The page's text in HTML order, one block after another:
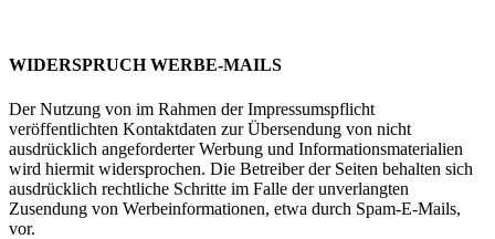
WIDERSPRUCH WERBE-MAILS
Der Nutzung von im Rahmen der Impressumspflicht
veröffentlichten Kontaktdaten zur Übersendung von nicht
ausdrücklich angeforderter Werbung und Informationsmaterialien
wird hiermit widersprochen. Die Betreiber der Seiten behalten sich
ausdrücklich rechtliche Schritte im Falle der unverlangten
Zusendung von Werbeinformationen, etwa durch Spam-E-Mails,
vor.